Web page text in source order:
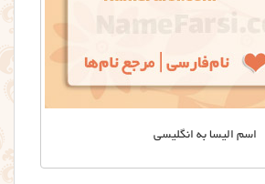
اسم الیسا به انگلیسی